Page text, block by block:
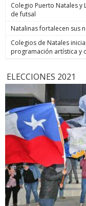
Colegio Puerto Natales y
de futsal
Natalinas fortalecen sus
Colegios de Natales
programación artística y
ELECCIONES 2021